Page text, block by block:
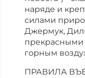
наряде и
силами
Джермук,
горным
ПРАВИЛА